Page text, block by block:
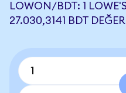
LOWON/BDT: 1
27.030,3141 BDT